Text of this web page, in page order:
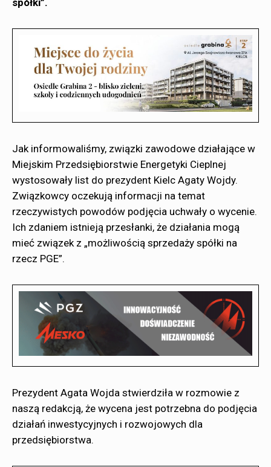
spółki”.
Jak informowaliśmy, związki zawodowe działające w
Miejskim Przedsiębiorstwie Energetyki Cieplnej
wystosowały list do prezydent Kielc Agaty Wojdy.
Związkowcy oczekują informacji na temat
rzeczywistych powodów podjęcia uchwały o wycenie.
Ich zdaniem istnieją przesłanki, że działania mogą
mieć związek z „możliwością sprzedaży spółki na
rzecz PGE”.
Prezydent Agata Wojda stwierdziła w rozmowie z
naszą redakcją, że wycena jest potrzebna do podjęcia
działań inwestycyjnych i rozwojowych dla
przedsiębiorstwa.